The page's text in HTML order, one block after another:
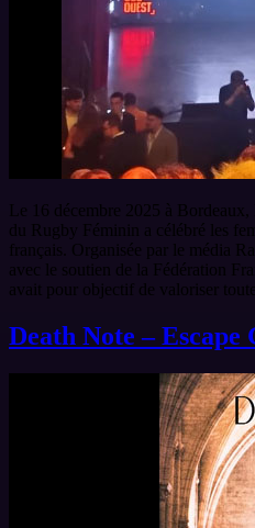
Le 16 décembre 2025 à
du Rugby Féminin a célébré les
français. Organisée par le média
avec le soutien de la Fédération
avait pour objectif de valoriser
Death Note – Escape